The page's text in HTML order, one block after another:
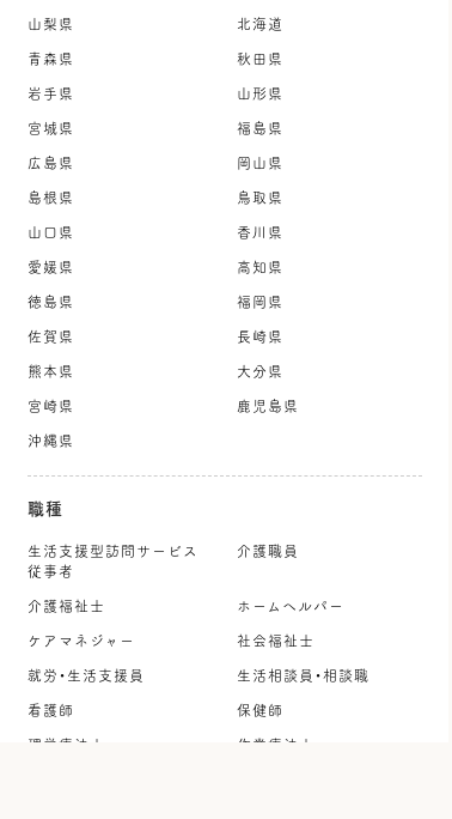
山梨県 北海道
青森県 秋田県
岩手県 山形県
宮城県 福島県
広島県 岡山県
島根県 鳥取県
山口県 香川県
愛媛県 高知県
徳島県 福岡県
佐賀県 長崎県
熊本県 大分県
宮崎県 鹿児島県
沖縄県
職種
生活支援型訪問サービス
従事者
介護職員
介護福祉士 ホームヘルパー
ケアマネジャー 社会福祉士
就労・生活支援員 生活相談員・相談職
看護師 保健師
理学療法士 作業療法士